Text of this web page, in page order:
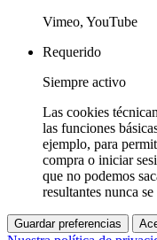
Vimeo, YouTube
Requerido
Siempre activo
Las cookies
las funciones
ejemplo, para
compra o iniciar
que no podemos
resultantes nunca
Guardar preferencias